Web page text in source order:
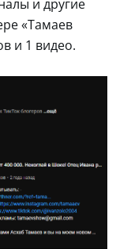
и другие
«Тамаев
и 1 видео.